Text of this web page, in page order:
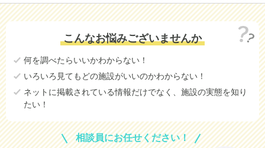
こんなお悩みございませんか
何を調べたらいいかわからない！
いろいろ見てもどの施設がいいのかわからない！
ネットに掲載されている情報だけでなく、施設の実態を知り
たい！
相談員にお任せください！